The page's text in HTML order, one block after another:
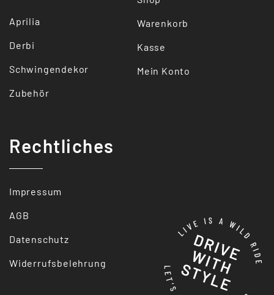
Aprilia
Derbi
Schwingendekor
Zubehör
Warenkorb
Kasse
Mein Konto
Rechtliches
Impressum
AGB
Datenschutz
Widerrufsbelehrung